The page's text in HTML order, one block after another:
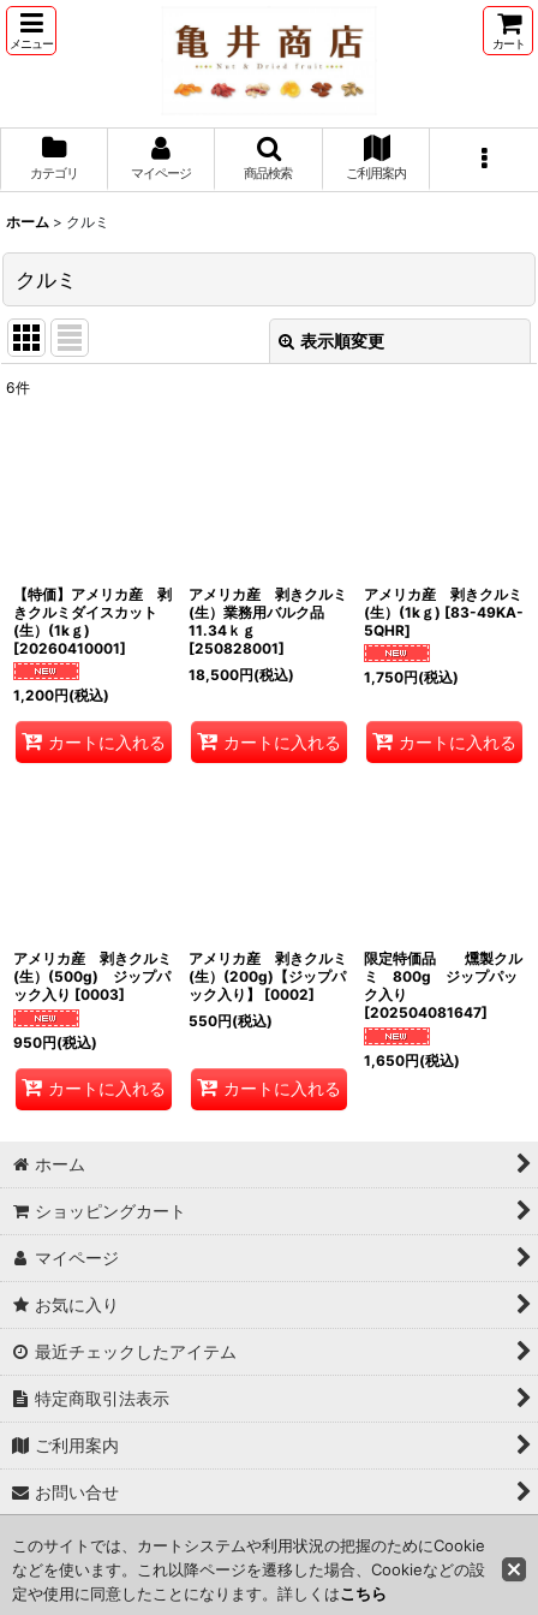
メニュー カート
カテゴリ マイページ 商品検索 ご利用案内
ホーム > クルミ
クルミ
表示順変更
6件
【特価】アメリカ産 剥
きクルミダイスカット
(生）(1kｇ)
[20260410001]
1,200円(税込)
カートに入れる
アメリカ産 剥きクルミ
(生）業務用バルク品
11.34ｋｇ
[250828001]
18,500円(税込)
カートに入れる
アメリカ産 剥きクルミ
(生）(1kｇ) [83-49KA-
5QHR]
1,750円(税込)
カートに入れる
アメリカ産 剥きクルミ
(生）(500g) ジップパ
ック入り [0003]
950円(税込)
カートに入れる
アメリカ産 剥きクルミ
(生）(200g)【ジップパ
ック入り】
[0002]
550円(税込)
カートに入れる
限定特価品 燻製クル
ミ 800g ジップパッ
ク入り
[202504081647]
1,650円(税込)
ホーム
ショッピングカート
マイページ
お気に入り
最近チェックしたアイテム
特定商取引法表示
ご利用案内
お問い合せ
Copyright (C) 2024 kameisyouten. All Rights Reserved.
Powered byおちゃのこネット ネットショップ作成サービス
このサイトでは、カートシステムや利用状況の把握のためにCookie
などを使います。これ以降ページを遷移した場合、Cookieなどの設
定や使用に同意したことになります。詳しくはこちら